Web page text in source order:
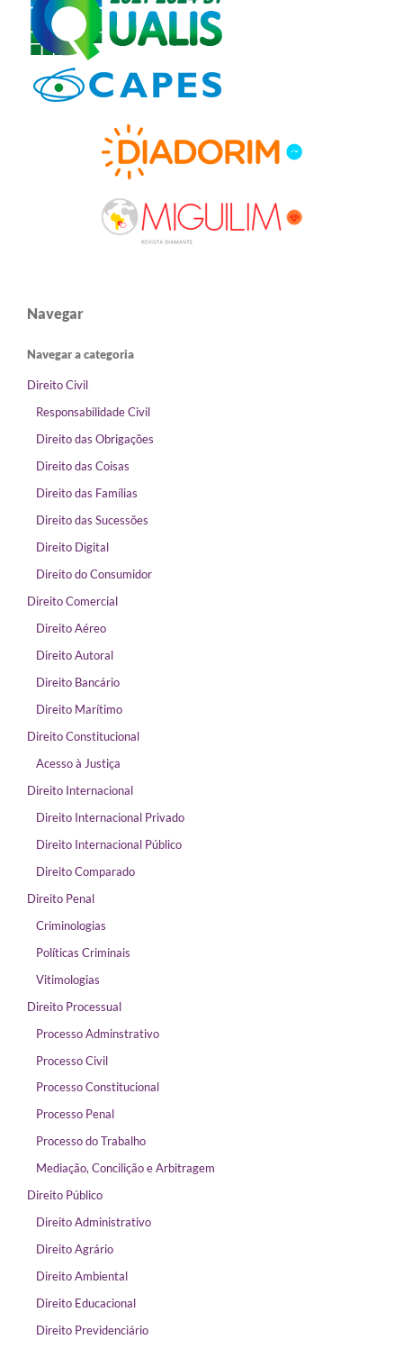
Navegar
Navegar a categoria
Direito Civil
Responsabilidade Civil
Direito das Obrigações
Direito das Coisas
Direito das Famílias
Direito das Sucessões
Direito Digital
Direito do Consumidor
Direito Comercial
Direito Aéreo
Direito Autoral
Direito Bancário
Direito Marítimo
Direito Constitucional
Acesso à Justiça
Direito Internacional
Direito Internacional Privado
Direito Internacional Público
Direito Comparado
Direito Penal
Criminologias
Políticas Criminais
Vitimologias
Direito Processual
Processo Adminstrativo
Processo Civil
Processo Constitucional
Processo Penal
Processo do Trabalho
Mediação, Concilição e Arbitragem
Direito Público
Direito Administrativo
Direito Agrário
Direito Ambiental
Direito Educacional
Direito Previdenciário